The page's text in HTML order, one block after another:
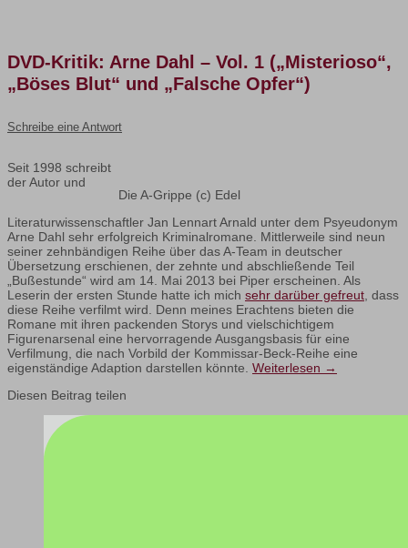
DVD-Kritik: Arne Dahl – Vol. 1 („Misterioso“,
„Böses Blut“ und „Falsche Opfer“)
Schreibe eine Antwort
Die A-Grippe (c) Edel
Seit 1998 schreibt
der Autor und
Literaturwissenschaftler Jan Lennart Arnald unter dem Psyeudonym
Arne Dahl sehr erfolgreich Kriminalromane. Mittlerweile sind neun
seiner zehnbändigen Reihe über das A-Team in deutscher
Übersetzung erschienen, der zehnte und abschließende Teil
„Bußestunde“ wird am 14. Mai 2013 bei Piper erscheinen. Als
Leserin der ersten Stunde hatte ich mich sehr darüber gefreut, dass
diese Reihe verfilmt wird. Denn meines Erachtens bieten die
Romane mit ihren packenden Storys und vielschichtigem
Figurenarsenal eine hervorragende Ausgangsbasis für eine
Verfilmung, die nach Vorbild der Kommissar-Beck-Reihe eine
eigenständige Adaption darstellen könnte. Weiterlesen →
Diesen Beitrag teilen